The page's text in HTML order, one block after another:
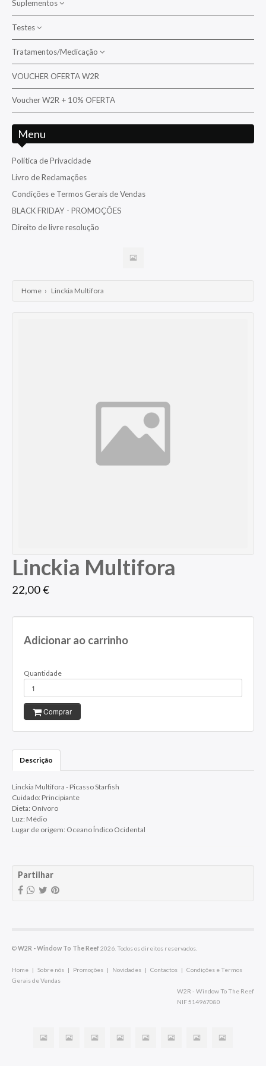
Cirurgiões/Tangs
Diversos
Falcão
Folha/Filefish
Moreias
Palhaços
Papagaios - Papagaios anões
Triggers
Suplementos
Bactérias
Suplementos para corais
Suplementos para peixes
Testes
Aquarium Systems
Ati
D-D The Aquarium Solution
Hanna
Nyos
Red Sea
Reef Factory
Tratamentos/Medicação
Tratamento/Medicação da água/Pragas
Tratamento/Medicação para peixes e corais
VOUCHER OFERTA W2R
Voucher W2R + 10% OFERTA
Menu
Política de Privacidade
Livro de Reclamações
Condições e Termos Gerais de Vendas
BLACK FRIDAY - PROMOÇÕES
Direito de livre resolução
Home › Linckia Multifora
Linckia Multifora
22,00 €
Adicionar ao carrinho
Quantidade
Comprar
Descrição
Linckia Multifora - Picasso Starfish
Cuidado: Principiante
Dieta: Onívoro
Luz: Médio
Lugar de origem: Oceano Índico Ocidental
Partilhar
©W2R - Window To The Reef2026. Todos os direitos reservados.
Home | Sobre nós | Promoções | Novidades | Contactos | Condições e Termos
Gerais de Vendas
W2R - Window To The Reef
NIF 514967080